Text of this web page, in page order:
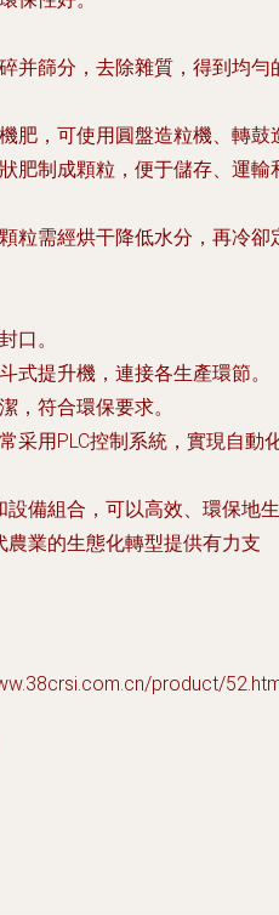
并篩分，去除雜質，得到均勻
肥，可使用圓盤造粒機、轉鼓
肥制成顆粒，便于儲存、運輸
粒需經烘干降低水分，再冷卻
口。
式提升機，連接各生產環節。
，符合環保要求。
采用PLC控制系統，實現自動
備組合，可以高效、環保地生
業的生態化轉型提供有力支
product/